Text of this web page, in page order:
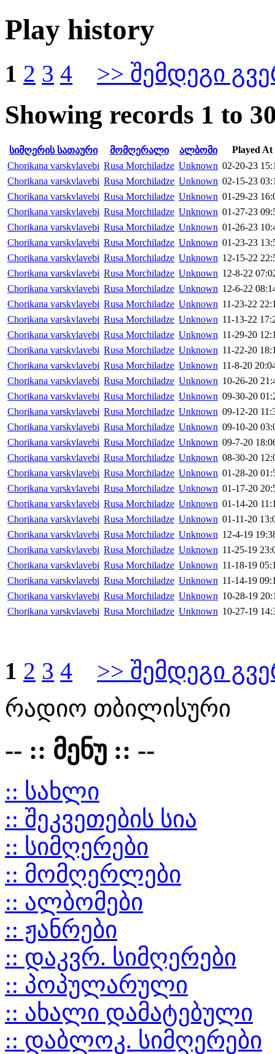
Play history
1 2 3 4 >> შემდეგი
Showing records 1 to
სიმღერის სათაური მომღერალი ალბომი
Played At
Chorikana varskvlavebi Rusa Morchiladze Unknown 02-20-23
Chorikana varskvlavebi Rusa Morchiladze Unknown 02-15-23
Chorikana varskvlavebi Rusa Morchiladze Unknown 01-29-23
Chorikana varskvlavebi Rusa Morchiladze Unknown 01-27-23
Chorikana varskvlavebi Rusa Morchiladze Unknown 01-26-23
Chorikana varskvlavebi Rusa Morchiladze Unknown 01-23-23
Chorikana varskvlavebi Rusa Morchiladze Unknown 12-15-22
Chorikana varskvlavebi Rusa Morchiladze Unknown 12-8-22
Chorikana varskvlavebi Rusa Morchiladze Unknown 12-6-22
Chorikana varskvlavebi Rusa Morchiladze Unknown 11-23-22
Chorikana varskvlavebi Rusa Morchiladze Unknown 11-13-22
Chorikana varskvlavebi Rusa Morchiladze Unknown 11-29-20
Chorikana varskvlavebi Rusa Morchiladze Unknown 11-22-20
Chorikana varskvlavebi Rusa Morchiladze Unknown 11-8-20
Chorikana varskvlavebi Rusa Morchiladze Unknown 10-26-20
Chorikana varskvlavebi Rusa Morchiladze Unknown 09-30-20
Chorikana varskvlavebi Rusa Morchiladze Unknown 09-12-20
Chorikana varskvlavebi Rusa Morchiladze Unknown 09-10-20
Chorikana varskvlavebi Rusa Morchiladze Unknown 09-7-20
Chorikana varskvlavebi Rusa Morchiladze Unknown 08-30-20
Chorikana varskvlavebi Rusa Morchiladze Unknown 01-28-20
Chorikana varskvlavebi Rusa Morchiladze Unknown 01-17-20
Chorikana varskvlavebi Rusa Morchiladze Unknown 01-14-20
Chorikana varskvlavebi Rusa Morchiladze Unknown 01-11-20
Chorikana varskvlavebi Rusa Morchiladze Unknown 12-4-19
Chorikana varskvlavebi Rusa Morchiladze Unknown 11-25-19
Chorikana varskvlavebi Rusa Morchiladze Unknown 11-18-19
Chorikana varskvlavebi Rusa Morchiladze Unknown 11-14-19
Chorikana varskvlavebi Rusa Morchiladze Unknown 10-28-19
Chorikana varskvlavebi Rusa Morchiladze Unknown 10-27-19
1 2 3 4
>> შემდეგი
რადიო თბილისური
-- :: მენუ :: --
:: სახლი
:: შეკვეთების სია
:: სიმღერები
:: მომღერლები
:: ალბომები
:: ჟანრები
:: დაკვრ. სიმღერები
:: პოპულარული
:: ახალი დამატებული
:: დაბლოკ. სიმღერები